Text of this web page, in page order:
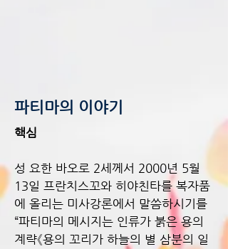
파티마의 이야기
핵심
성 요한 바오로 2세께서 2000년 5월
13일 프란치스꼬와 히야친타를 복자품
에 올리는 미사강론에서 말씀하시기를
“파티마의 메시지는 인류가 붉은 용의
계략《용의 꼬리가 하늘의 별 삼분의 일